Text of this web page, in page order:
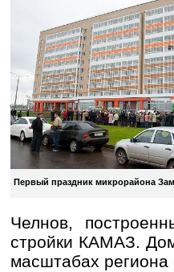
Первый праздник микрорайона
Челнов,
стройки КАМАЗ.
масштабах региона